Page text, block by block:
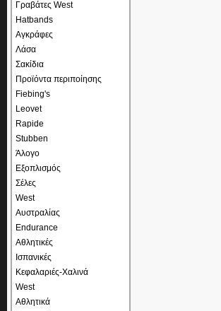
Γραβάτες West
Hatbands
Αγκράφες
Λάσα
Σακίδια
Προϊόντα περιποίησης
Fiebing's
Leovet
Rapide
Stubben
Άλογο
Εξοπλισμός
Σέλες
West
Αυστραλίας
Endurance
Αθλητικές
Ισπανικές
Κεφαλαριές-Χαλινά
West
Αθλητικά